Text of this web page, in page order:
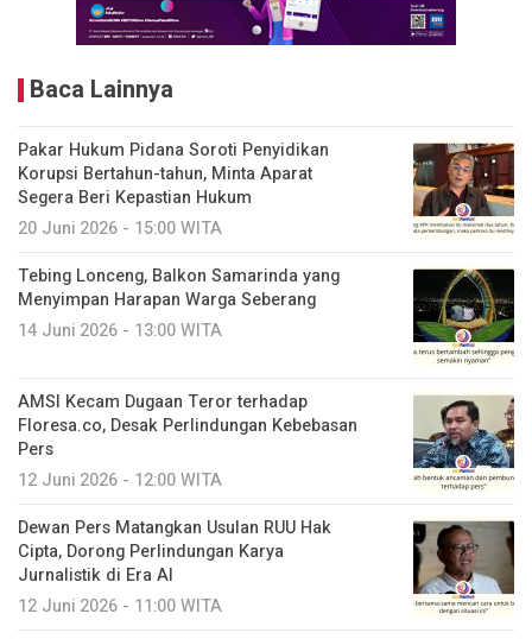
Baca Lainnya
Pakar Hukum Pidana Soroti Penyidikan
Korupsi Bertahun-tahun, Minta Aparat
Segera Beri Kepastian Hukum
20 Juni 2026 - 15:00 WITA
Tebing Lonceng, Balkon Samarinda yang
Menyimpan Harapan Warga Seberang
14 Juni 2026 - 13:00 WITA
AMSI Kecam Dugaan Teror terhadap
Floresa.co, Desak Perlindungan Kebebasan
Pers
12 Juni 2026 - 12:00 WITA
Dewan Pers Matangkan Usulan RUU Hak
Cipta, Dorong Perlindungan Karya
Jurnalistik di Era AI
12 Juni 2026 - 11:00 WITA